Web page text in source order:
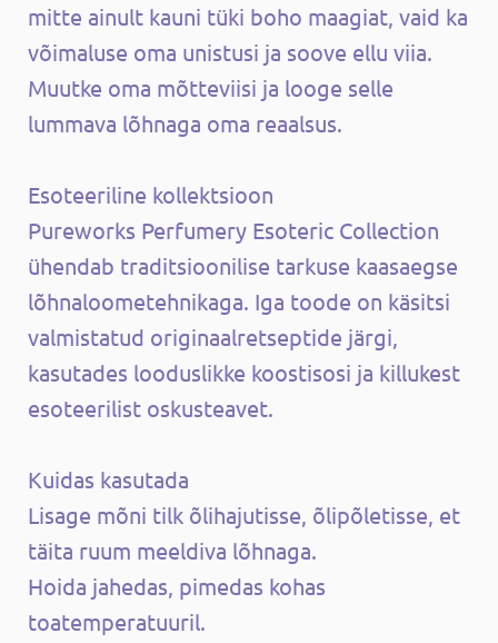
mitte ainult kauni tüki boho maagiat, vaid ka
võimaluse oma unistusi ja soove ellu viia.
Muutke oma mõtteviisi ja looge selle
lummava lõhnaga oma reaalsus.
Esoteeriline kollektsioon
Pureworks Perfumery Esoteric Collection
ühendab traditsioonilise tarkuse kaasaegse
lõhnaloometehnikaga. Iga toode on käsitsi
valmistatud originaalretseptide järgi,
kasutades looduslikke koostisosi ja killukest
esoteerilist oskusteavet.
Kuidas kasutada
Lisage mõni tilk õlihajutisse, õlipõletisse, et
täita ruum meeldiva lõhnaga.
Hoida jahedas, pimedas kohas
toatemperatuuril.